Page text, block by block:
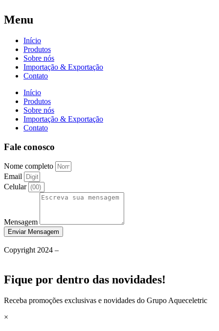
Menu
Início
Produtos
Sobre nós
Importação & Exportação
Contato
Início
Produtos
Sobre nós
Importação & Exportação
Contato
Fale conosco
Nome completo
Email
Celular
Mensagem
Enviar Mensagem
Copyright 2024 –
Fique por dentro das novidades!
Receba promoções exclusivas e novidades do Grupo Aqueceletric
×